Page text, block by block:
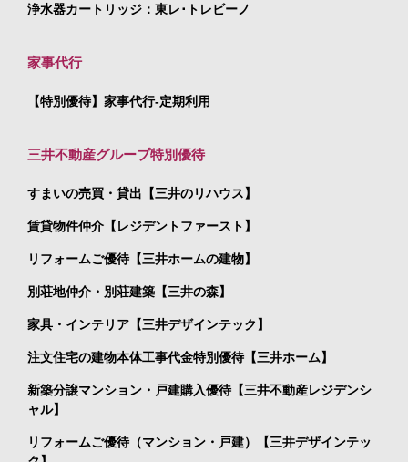
浄水器カートリッジ：東レ･トレビーノ
家事代行
【特別優待】家事代行-定期利用
三井不動産グループ特別優待
すまいの売買・貸出【三井のリハウス】
賃貸物件仲介【レジデントファースト】
リフォームご優待【三井ホームの建物】
別荘地仲介・別荘建築【三井の森】
家具・インテリア【三井デザインテック】
注文住宅の建物本体工事代金特別優待【三井ホーム】
新築分譲マンション・戸建購入優待【三井不動産レジデンシ
ャル】
リフォームご優待（マンション・戸建）【三井デザインテッ